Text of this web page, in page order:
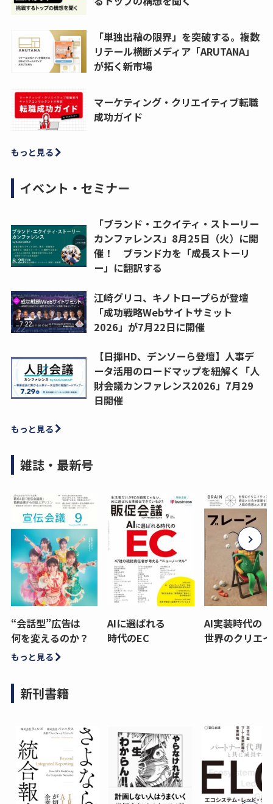
「単独出稿の限界」を突破する。複数
リテール横断メディア「ARUTANA」
が拓く新市場
マーケティング・クリエイティブ転職
成功ガイド
もっと見る
イベント・セミナー
「ブランド・エクイティ・ストーリー
カンファレンス」8月25日（火）に開
催！ ブランド力を「成長ストーリ
ー」に翻訳する
江崎グリコ、キノトロープらが登壇
「成功戦略Webサイトサミット
2026」が7月22日に開催
【日揮HD、デンソーら登壇】人事デ
ータ活用のロードマップを紐解く「人
財会議カンファレンス2026」7月29
日開催
もっと見る
雑誌・最新号
“会話型”広告は
何を変えるのか？
AIに選ばれる
時代のEC
AI実装時代の
世界のクリエ
もっと見る
新刊書籍